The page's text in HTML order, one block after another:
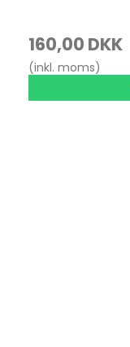
160,00 DKK
(inkl. moms)